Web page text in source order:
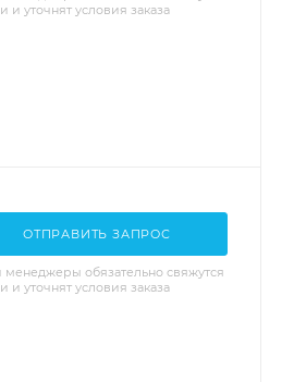
и уточнят условия заказа
ОТПРАВИТЬ ЗАПРОС
обязательно свяжутся
и уточнят условия заказа